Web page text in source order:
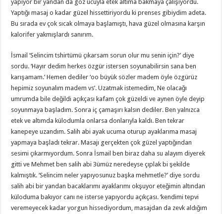
yapıyor bir yandan da göz ucuyla etek altıma bakmaya çalışıyordu.
Yaptığı masaj o kadar güzel hissettiriyordu ki prenses gibiydim adeta.
Bu sırada ev çok sıcak olmaya başlamıştı, hava güzel olmasına karşın
kalorifer yakmışlardı sanırım.
İsmail ‘Selincim tshirtümü çıkarsam sorun olur mu senin için?’ diye
sordu. ‘Hayır dedim herkes özgür istersen soyunabilirsin sana ben
karışamam.’ Hemen dediler ‘oo büyük sözler madem öyle özgürüz
hepimiz soyunalım madem vs’. Uzatmak istemedim, Ne olacağı
umrumda bile değildi açıkçası kafam çok güzeldi ve aynen öyle deyip
soyunmaya başladım. Sonra iç çamaşırı kalsın dediler. Ben yalnızca
etek ve altımda külodumla onlarsa donlarıyla kaldı. Ben tekrar
kanepeye uzandım. Salih abi ayak ucuma oturup ayaklarıma masaj
yapmaya başladı tekrar. Masajı gerçekten çok güzel yaptığından
sesimi çıkarmıyordum. Sonra İsmail ben biraz daha su alayım diyerek
gitti ve Mehmet ben salih abi 3ümüz neredeyse çıplak bi şekilde
kalmıştık. ‘Selincim neler yapıyosunuz başka mehmetle?’ diye sordu
salih abi bir yandan bacaklarımı ayaklarımı okşuyor eteğimin altından
küloduma bakıyor canı ne isterse yapıyordu açıkçası. ‘kendimi tepvi
veremeyecek kadar yorgun hissediyordum, masajdan da zevk aldığım